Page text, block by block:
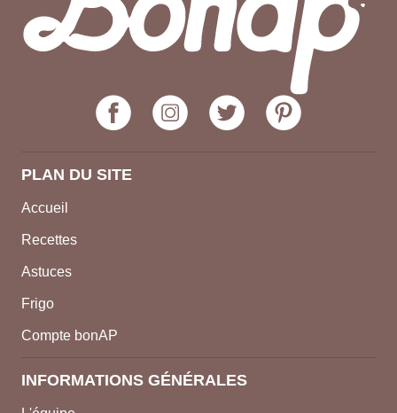
PLAN DU SITE
Accueil
Recettes
Astuces
Frigo
Compte bonAP
INFORMATIONS GÉNÉRALES